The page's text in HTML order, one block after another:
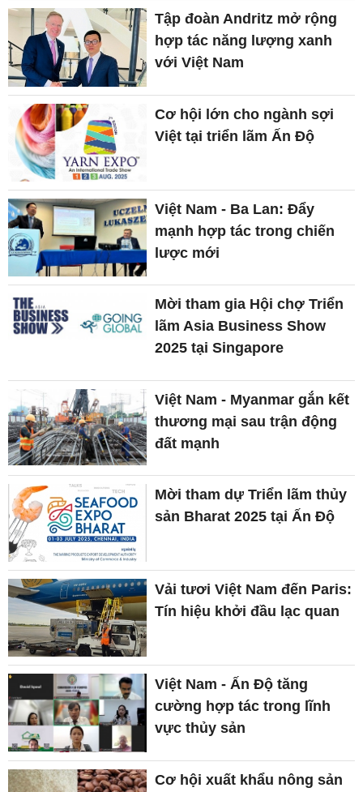
Tập đoàn Andritz mở rộng
hợp tác năng lượng xanh
với Việt Nam
Cơ hội lớn cho ngành sợi
Việt tại triển lãm Ấn Độ
Việt Nam - Ba Lan: Đẩy
mạnh hợp tác trong chiến
lược mới
Mời tham gia Hội chợ Triển
lãm Asia Business Show
2025 tại Singapore
Việt Nam - Myanmar gắn kết
thương mại sau trận động
đất mạnh
Mời tham dự Triển lãm thủy
sản Bharat 2025 tại Ấn Độ
Vải tươi Việt Nam đến Paris:
Tín hiệu khởi đầu lạc quan
Việt Nam - Ấn Độ tăng
cường hợp tác trong lĩnh
vực thủy sản
Cơ hội xuất khẩu nông sản